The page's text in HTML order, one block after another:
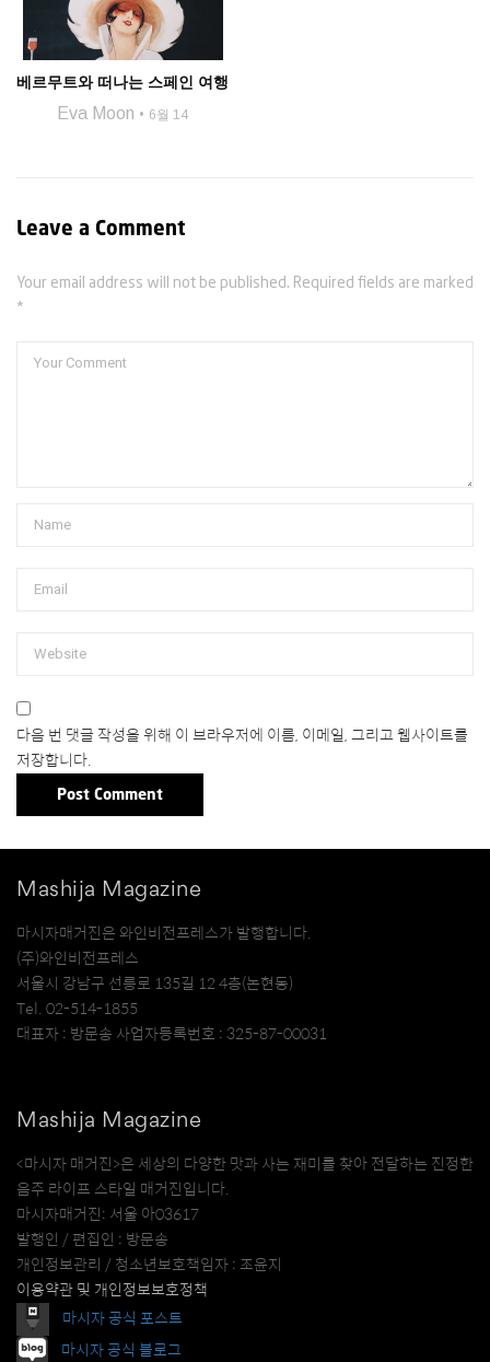
베르무트와 떠나는 스페인 여행
Eva Moon 6월 14
Leave a Comment
Your email address will not be published. Required fields are marked
*
다음 번 댓글 작성을 위해 이 브라우저에 이름, 이메일, 그리고 웹사이트를
저장합니다.
Mashija Magazine
마시자매거진은 와인비전프레스가 발행합니다.
(주)와인비전프레스
서울시 강남구 선릉로 135길 12 4층(논현동)
Tel. 02-514-1855
대표자 : 방문송 사업자등록번호 : 325-87-00031
Mashija Magazine
<마시자 매거진>은 세상의 다양한 맛과 사는 재미를 찾아 전달하는 진정한
음주 라이프 스타일 매거진입니다.
마시자매거진: 서울 아03617
발행인 / 편집인 : 방문송
개인정보관리 / 청소년보호책임자 : 조윤지
이용약관 및 개인정보보호정책
마시자 공식 포스트
마시자 공식 블로그